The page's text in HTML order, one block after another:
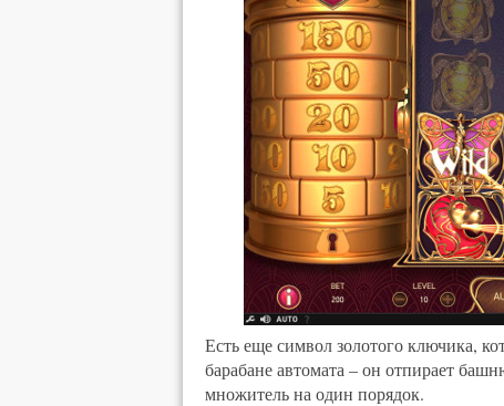
Есть еще символ золотого ключика,
барабане автомата – он отпирает
множитель на один порядок.